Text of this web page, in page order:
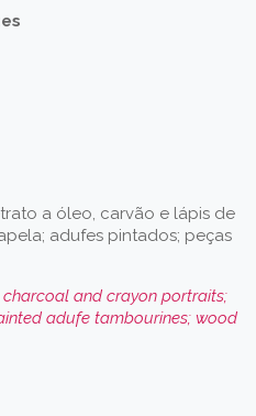
a óleo, carvão e lápis de
adufes pintados; peças
charcoal and crayon portraits;
adufe tambourines; wood